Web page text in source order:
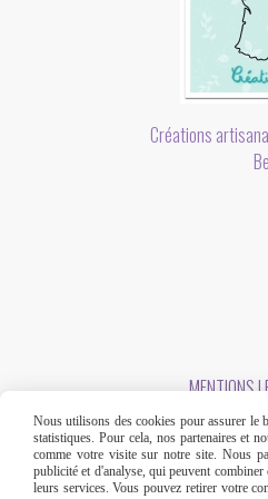
Créations
MENTIONS
Nous utilisons des cookies pour assurer le
statistiques. Pour cela, nos partenaires et
comme votre visite sur notre site. Nous
publicité et d'analyse, qui peuvent
leurs services. Vous pouvez retirer votre